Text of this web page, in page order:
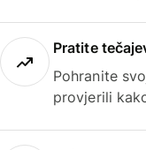
Pratite
Pohranite
provjerili